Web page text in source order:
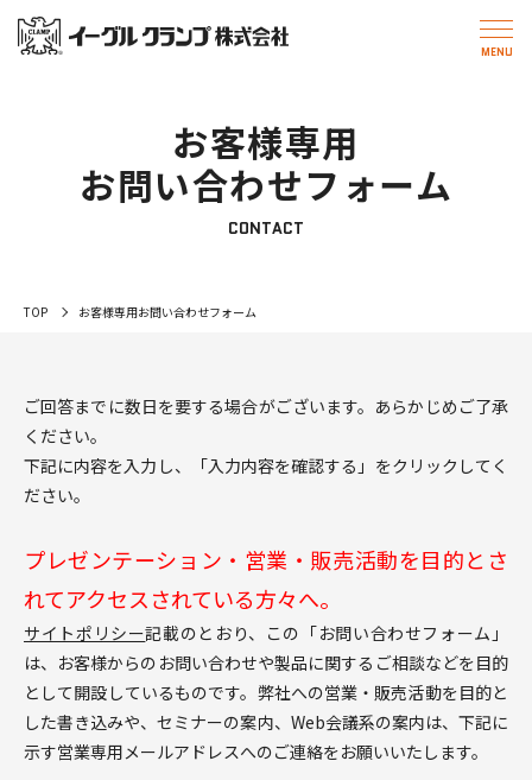
TOP お客様専用お問い合わせフォーム
お客様専用
お問い合わせフォーム
CONTACT
ご回答までに数日を要する場合がございます。あらかじめご了承
ください。
下記に内容を入力し、「入力内容を確認する」をクリックしてく
ださい。
プレゼンテーション・営業・販売活動を目的とさ
れてアクセスされている方々へ。
サイトポリシー記載のとおり、この「お問い合わせフォーム」
は、お客様からのお問い合わせや製品に関するご相談などを目的
として開設しているものです。弊社への営業・販売活動を目的と
した書き込みや、セミナーの案内、Web会議系の案内は、下記に
示す営業専用メールアドレスへのご連絡をお願いいたします。